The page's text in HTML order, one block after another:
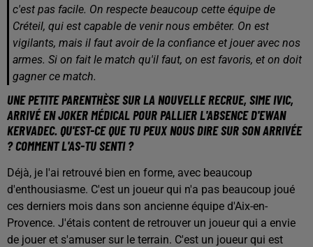
c'est pas facile. On respecte beaucoup cette équipe de
Créteil, qui est capable de venir nous embêter. On est
vigilants, mais il faut avoir de la confiance et jouer avec nos
armes. Si on fait le match qu'il faut, on est favoris, et on doit
gagner ce match.
UNE PETITE PARENTHÈSE SUR LA NOUVELLE RECRUE, SIME IVIC,
ARRIVÉ EN JOKER MÉDICAL POUR PALLIER L'ABSENCE D'EWAN
KERVADEC. QU'EST-CE QUE TU PEUX NOUS DIRE SUR SON ARRIVÉE
? COMMENT L'AS-TU SENTI ?
Déjà, je l'ai retrouvé bien en forme, avec beaucoup
d'enthousiasme. C'est un joueur qui n'a pas beaucoup joué
ces derniers mois dans son ancienne équipe d'Aix-en-
Provence. J'étais content de retrouver un joueur qui a envie
de jouer et s'amuser sur le terrain. C'est un joueur qui est